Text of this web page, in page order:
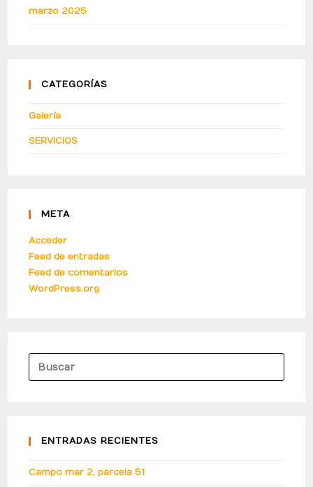
marzo 2025
CATEGORÍAS
Galería
SERVICIOS
META
Acceder
Feed de entradas
Feed de comentarios
WordPress.org
ENTRADAS RECIENTES
Campo mar 2, parcela 51